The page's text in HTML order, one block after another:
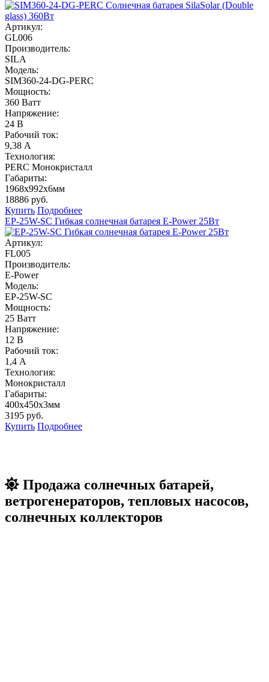
Артикул:
GL006
Производитель:
SILA
Модель:
SIM360-24-DG-PERC
Мощность:
360 Ватт
Напряжение:
24 В
Рабочий ток:
9,38 А
Технология:
PERC Монокристалл
Габариты:
1968x992x6мм
18886 руб.
Купить Подробнее
EP-25W-SC Гибкая солнечная батарея E-Power 25Вт
Артикул:
FL005
Производитель:
E-Power
Модель:
EP-25W-SC
Мощность:
25 Ватт
Напряжение:
12 В
Рабочий ток:
1,4 А
Технология:
Монокристалл
Габариты:
400x450x3мм
3195 руб.
Купить Подробнее
Продажа солнечных батарей,
ветрогенераторов, тепловых насосов,
солнечных коллекторов